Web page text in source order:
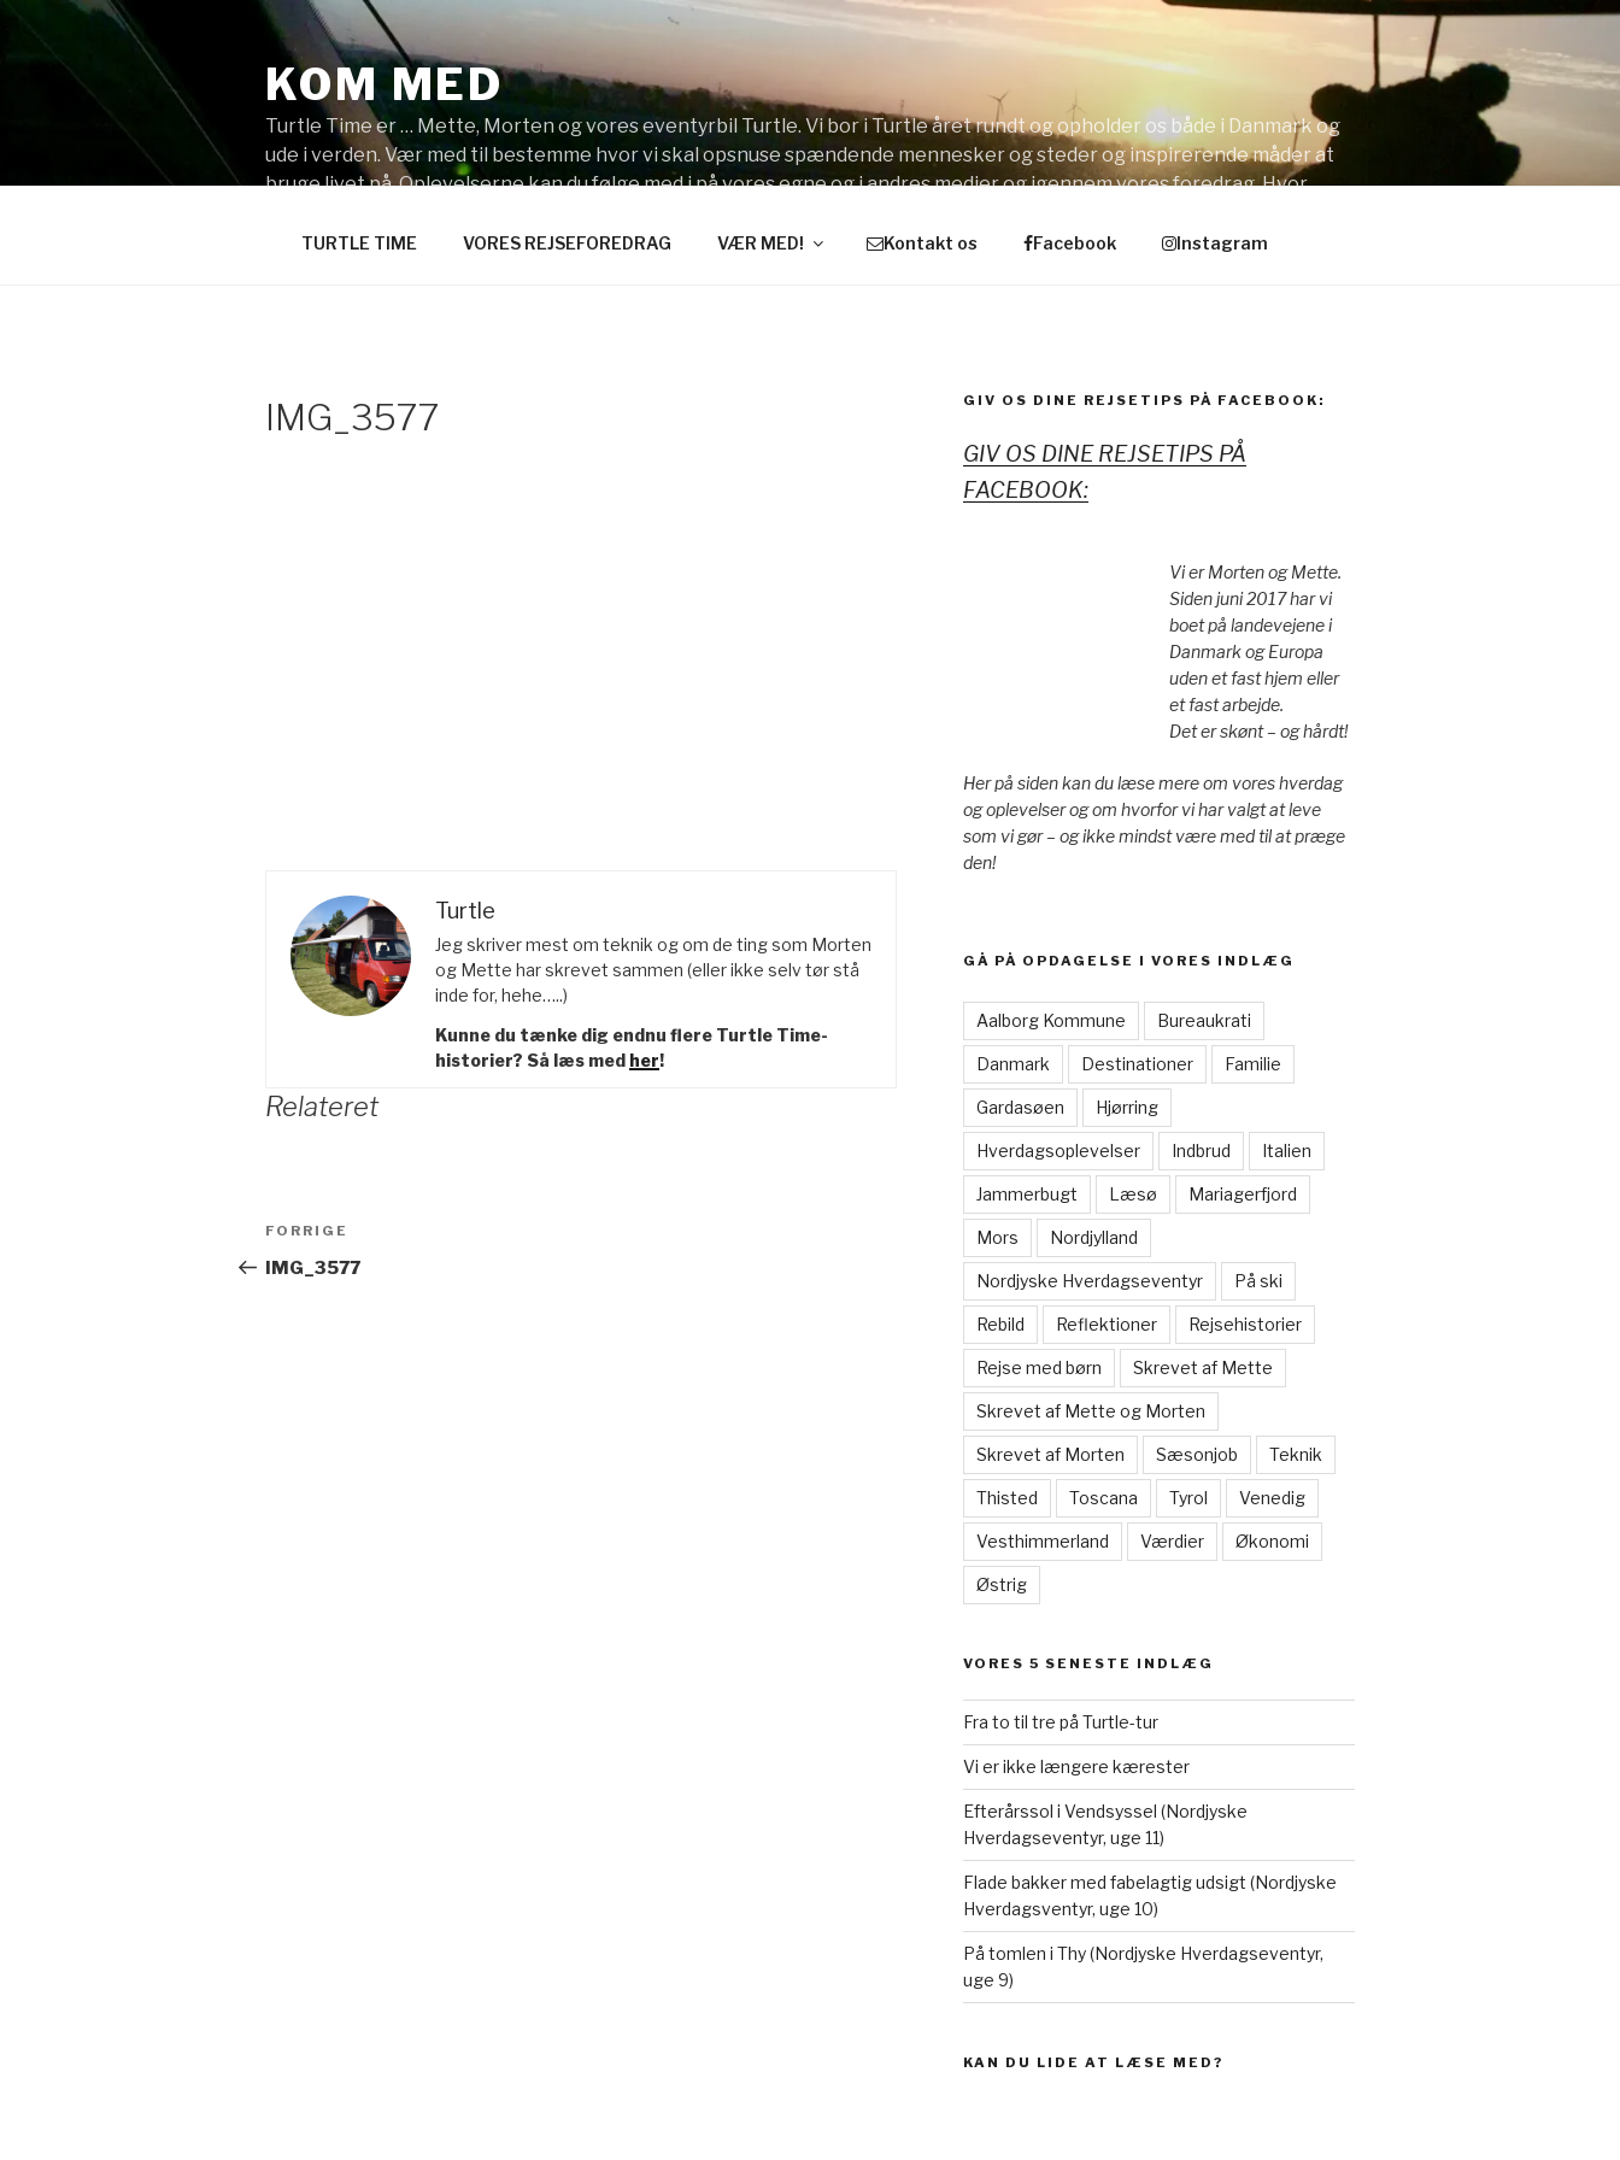
Videre
indhold
KOM MED
Turtle Time er … Mette, Morten og vores eventyrbil Turtle. Vi bor i Turtle året rundt og opholder os både i Danmark og
ude i verden. Vær med til bestemme hvor vi skal opsnuse spændende mennesker og steder og inspirerende måder at
bruge livet på. Oplevelserne kan du følge med i på vores egne og i andres medier og igennem vores foredrag. Hvor
TURTLE TIME VORES REJSEFOREDRAG VÆR MED! Kontakt os Facebook Instagram
IMG_3577
Turtle
Jeg skriver mest om teknik og om de ting som Morten
og Mette har skrevet sammen (eller ikke selv tør stå
inde for, hehe…..)
Kunne du tænke dig endnu flere Turtle Time-
historier? Så læs med her!
Relateret
Indlægsnavigation
Forrige
indlæg
FORRIGE
IMG_3577
GIV OS DINE REJSETIPS PÅ FACEBOOK:
GIV OS DINE REJSETIPS PÅ
FACEBOOK:
Vi er Morten og Mette.
Siden juni 2017 har vi
boet på landevejene i
Danmark og Europa
uden et fast hjem eller
et fast arbejde.
Det er skønt – og hårdt!
Her på siden kan du læse mere om vores hverdag
og oplevelser og om hvorfor vi har valgt at leve
som vi gør – og ikke mindst være med til at præge
den!
GÅ PÅ OPDAGELSE I VORES INDLÆG
Aalborg Kommune Bureaukrati
Danmark Destinationer Familie
Gardasøen Hjørring
Hverdagsoplevelser Indbrud Italien
Jammerbugt Læsø Mariagerfjord
Mors Nordjylland
Nordjyske Hverdagseventyr På ski
Rebild Reflektioner Rejsehistorier
Rejse med børn Skrevet af Mette
Skrevet af Mette og Morten
Skrevet af Morten Sæsonjob Teknik
Thisted Toscana Tyrol Venedig
Vesthimmerland Værdier Økonomi
Østrig
VORES 5 SENESTE INDLÆG
Fra to til tre på Turtle-tur
Vi er ikke længere kærester
Efterårssol i Vendsyssel (Nordjyske
Hverdagseventyr, uge 11)
Flade bakker med fabelagtig udsigt (Nordjyske
Hverdagsventyr, uge 10)
På tomlen i Thy (Nordjyske Hverdagseventyr,
uge 9)
KAN DU LIDE AT LÆSE MED?